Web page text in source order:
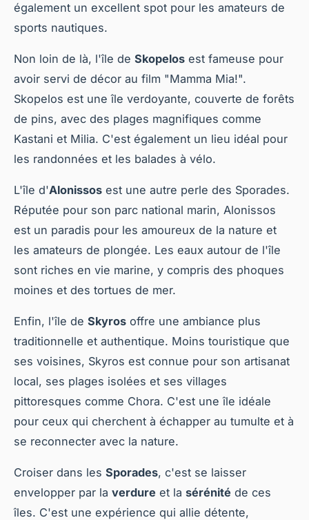
également un excellent spot pour les amateurs de
sports nautiques.
Non loin de là, l'île de Skopelos est fameuse pour
avoir servi de décor au film "Mamma Mia!".
Skopelos est une île verdoyante, couverte de forêts
de pins, avec des plages magnifiques comme
Kastani et Milia. C'est également un lieu idéal pour
les randonnées et les balades à vélo.
L'île d'Alonissos est une autre perle des Sporades.
Réputée pour son parc national marin, Alonissos
est un paradis pour les amoureux de la nature et
les amateurs de plongée. Les eaux autour de l'île
sont riches en vie marine, y compris des phoques
moines et des tortues de mer.
Enfin, l'île de Skyros offre une ambiance plus
traditionnelle et authentique. Moins touristique que
ses voisines, Skyros est connue pour son artisanat
local, ses plages isolées et ses villages
pittoresques comme Chora. C'est une île idéale
pour ceux qui cherchent à échapper au tumulte et à
se reconnecter avec la nature.
Croiser dans les Sporades, c'est se laisser
envelopper par la verdure et la sérénité de ces
îles. C'est une expérience qui allie détente,